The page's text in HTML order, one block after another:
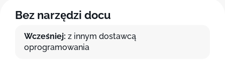
Bez narzędzi docu
Wcześniej: z innym dostawcą
oprogramowania